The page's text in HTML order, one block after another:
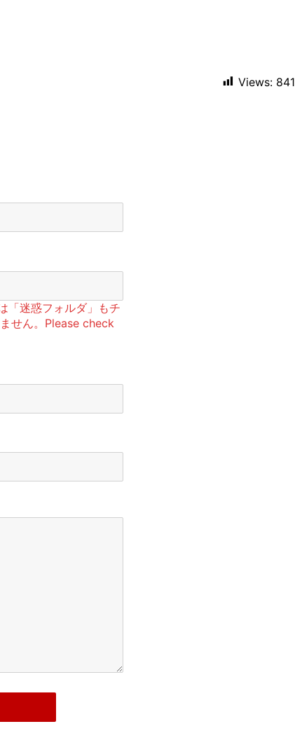
「迷惑フォルダ」もチ
せん。Please check
Views: 841